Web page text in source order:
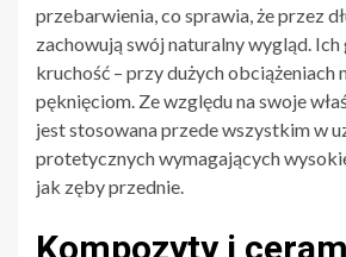
przebarwienia, co sprawia, że przez
zachowują swój naturalny wygląd. Ich
kruchość – przy dużych obciążeniach
pęknięciom. Ze względu na swoje
jest stosowana przede wszystkim w
protetycznych wymagających
jak zęby przednie.
Kompozyty i